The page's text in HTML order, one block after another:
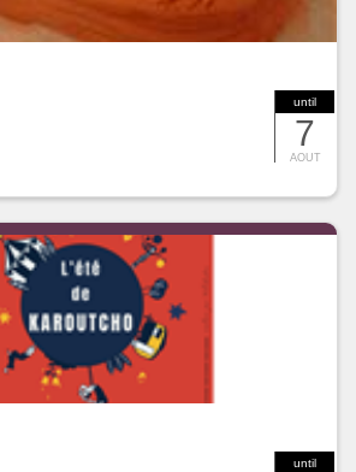
until
7
AOUT
until